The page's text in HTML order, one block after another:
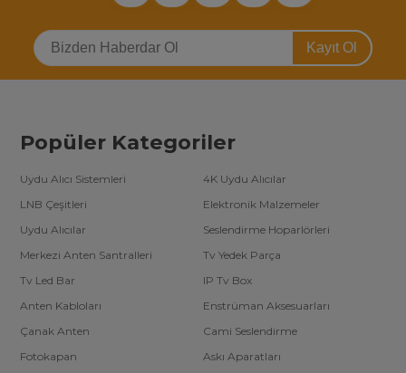
Kayıt Ol
Popüler Kategoriler
Uydu Alıcı Sistemleri
4K Uydu Alıcılar
LNB Çeşitleri
Elektronik Malzemeler
Uydu Alıcılar
Seslendirme Hoparlörleri
Merkezi Anten Santralleri
Tv Yedek Parça
Tv Led Bar
IP Tv Box
Anten Kabloları
Enstrüman Aksesuarları
Çanak Anten
Cami Seslendirme
Fotokapan
Askı Aparatları